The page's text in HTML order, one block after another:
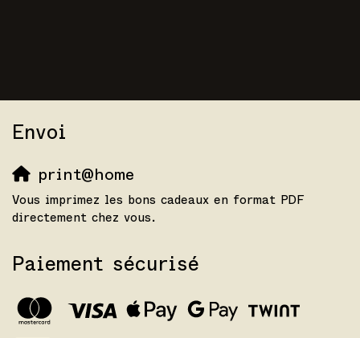
Envoi
print@home
Vous imprimez les bons cadeaux en format PDF
directement chez vous.
Paiement sécurisé